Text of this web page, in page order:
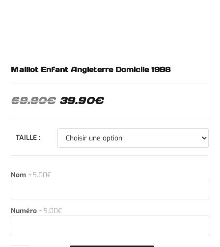
Maillot Enfant Angleterre Domicile 1998
69.90€ 39.90€
TAILLE :
Nom +5.00€
Numéro +5.00€